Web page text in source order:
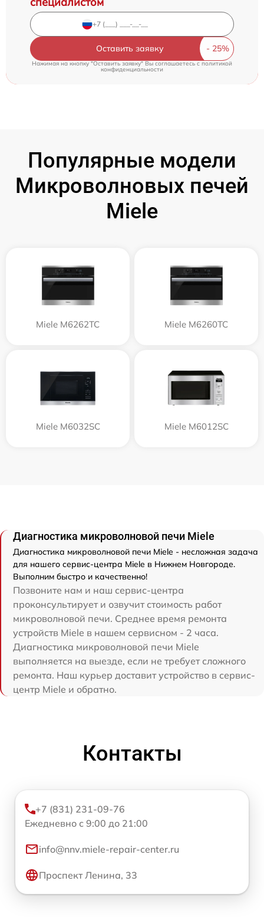
Оставить заявку
Нажимая на кнопку "Оставить заявку" Вы соглашаетесь cполитикой
конфиденциальности
Популярные модели
Микроволновых печей
Miele
Miele M6262TC Miele M6260TC
Miele M6032SC Miele M6012SC
Диагностика микроволновой печи Miele
Диагностика микроволновой печи Miele - несложная задача
для нашего сервис-центра Miele в Нижнем Новгороде.
Выполним быстро и качественно!
Позвоните нам и наш сервис-центра
проконсультирует и озвучит стоимость работ
микроволновой печи. Среднее время ремонта
устройств Miele в нашем сервисном - 2 часа.
Диагностика микроволновой печи Miele
выполняется на выезде, если не требует сложного
ремонта. Наш курьер доставит устройство в сервис-
центр Miele и обратно.
Контакты
+7 (831) 231-09-76
Ежедневно с 9:00 до 21:00
info@nnv.miele-repair-center.ru
Проспект Ленина, 33